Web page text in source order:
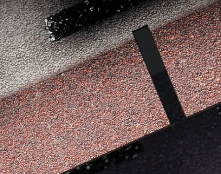
Фасадные панели
Фасадная плитка
Комплектующие для фасадов
Пленки и мембраны
Мягкая кровля
Однослойная черепица
Ламинированная черепица
Комплектующие к кровле